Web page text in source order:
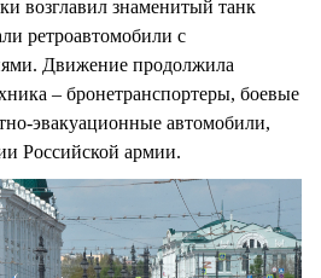
возглавил знаменитый танк
ретроавтомобили с
Движение продолжила
– бронетранспортеры, боевые
эвакуационные автомобили,
Российской армии.